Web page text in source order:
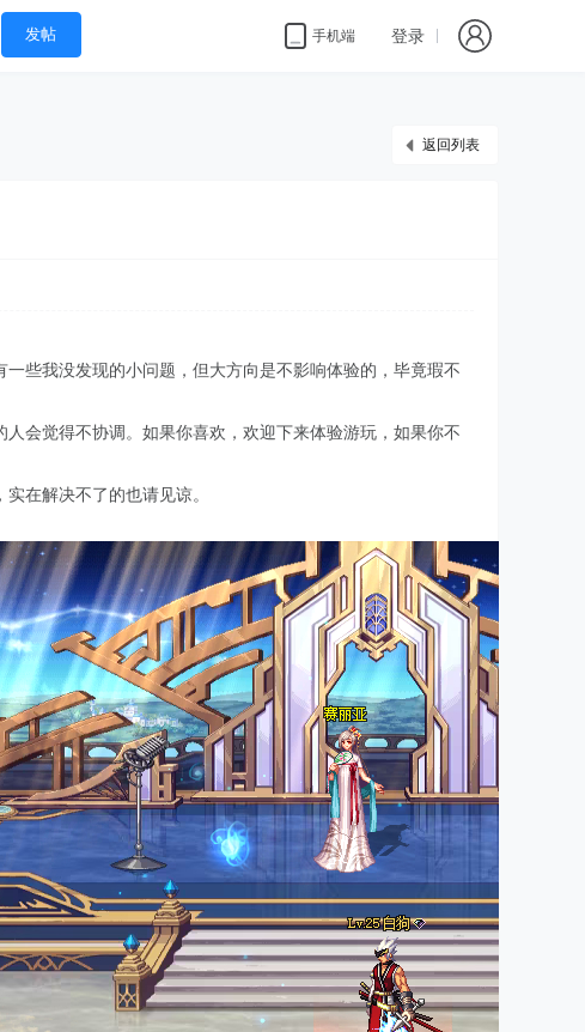
发帖 手机端 登录
返回列表
些我没发现的小问题，但大方向是不影响体验的，毕竟瑕不
会觉得不协调。如果你喜欢，欢迎下来体验游玩，如果你不
在解决不了的也请见谅。